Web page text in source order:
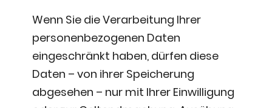
Wenn Sie die Verarbeitung Ihrer
personenbezogenen Daten
eingeschränkt haben, dürfen diese
Daten – von ihrer Speicherung
abgesehen – nur mit Ihrer Einwilligung